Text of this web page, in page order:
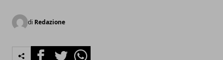
di Redazione
FacebookTwitterWhatsapp